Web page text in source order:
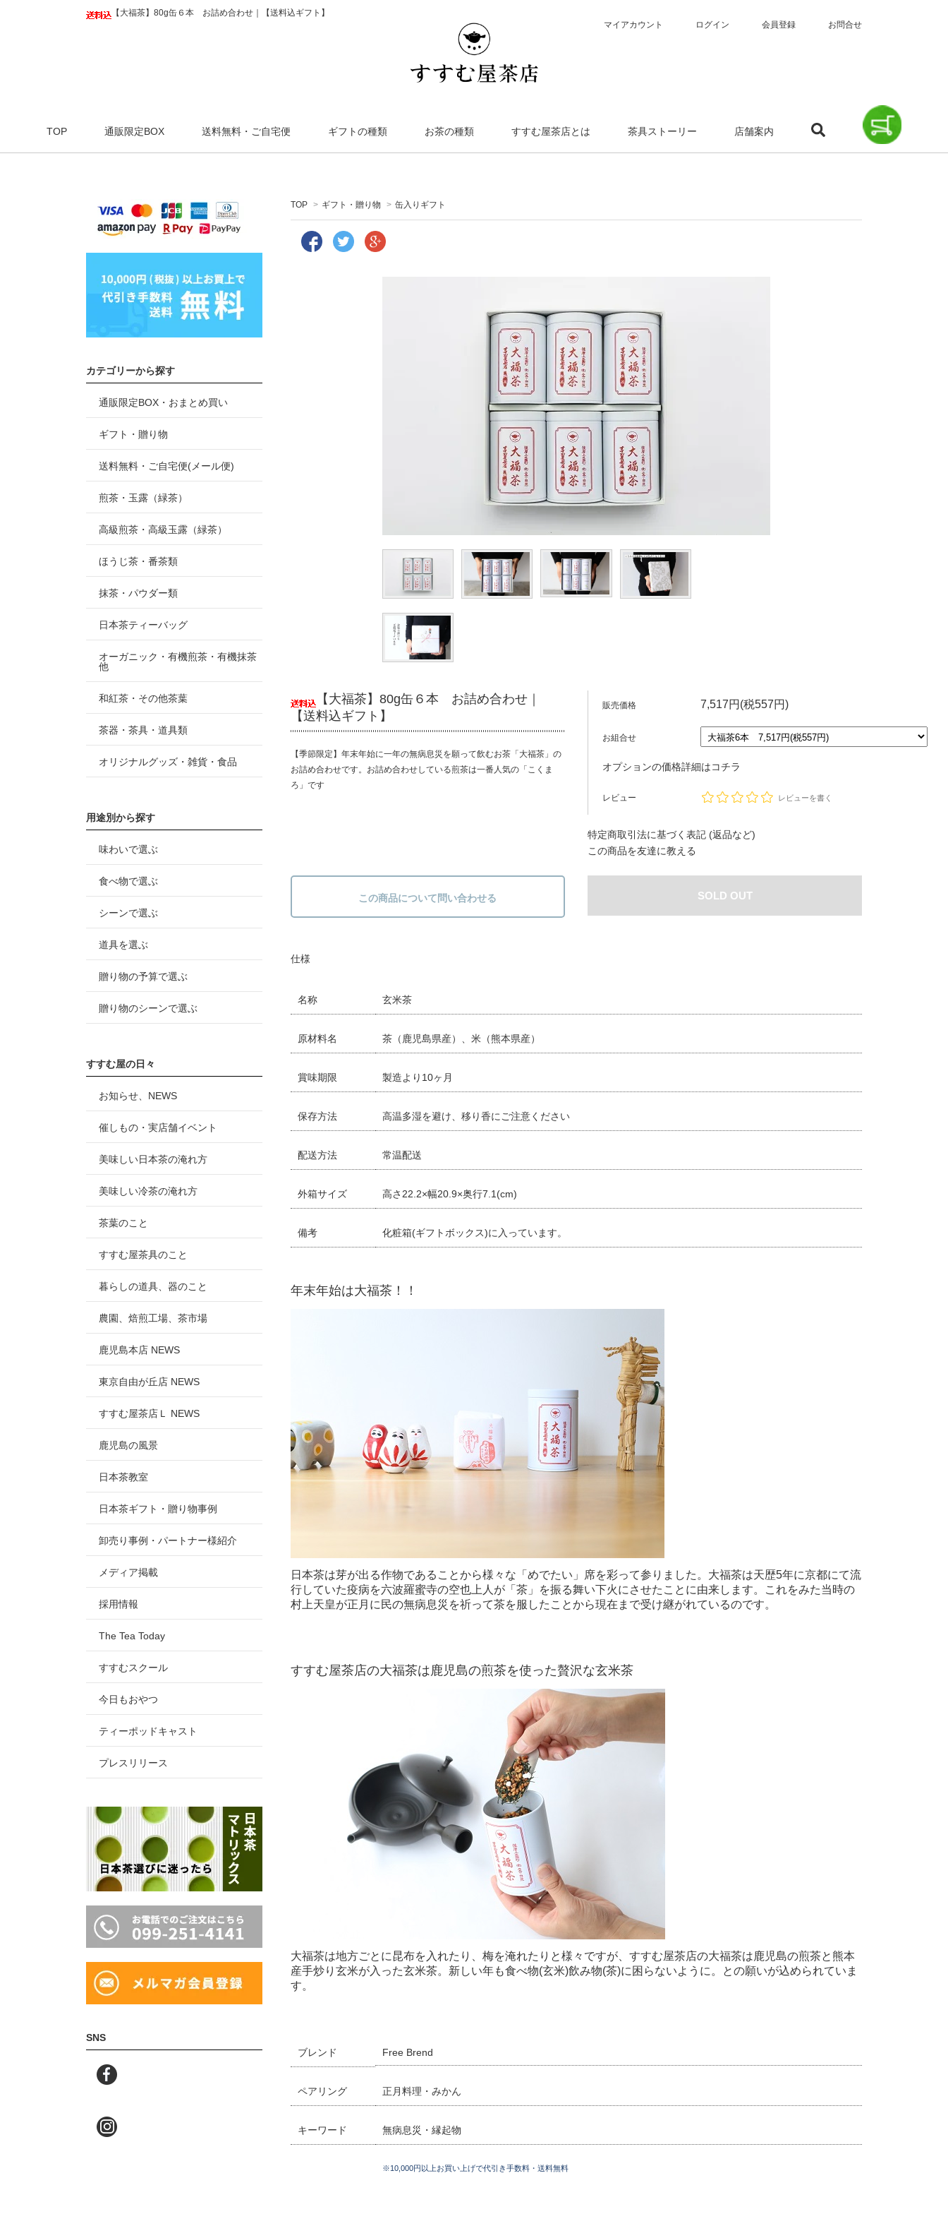
【大福茶】80g缶６本 お詰め合わせ｜【送料込ギフト】
マイアカウント
ログイン 会員登録 お問合せ
TOP 通販限定BOX 送料無料・ご自宅便 ギフトの種類 お茶の種類 すすむ屋茶店とは 茶具ストーリー 店舗案内
TOP > ギフト・贈り物 > 缶入りギフト
【大福茶】80g缶６本 お詰め合わせ｜
【送料込ギフト】
【季節限定】年末年始に一年の無病息災を願って飲むお茶「大福茶」の
お詰め合わせです。お詰め合わせしている煎茶は一番人気の「こくま
ろ」です
販売価格 7,517円(税557円)
お組合せ
オプションの価格詳細はコチラ
レビュー レビューを書く
特定商取引法に基づく表記 (返品など)
この商品を友達に教える
SOLD OUT
この商品について問い合わせる
仕様
名称 玄米茶
原材料名 茶（鹿児島県産）、米（熊本県産）
賞味期限 製造より10ヶ月
保存方法 高温多湿を避け、移り香にご注意ください
配送方法 常温配送
外箱サイズ 高さ22.2×幅20.9×奥行7.1(cm)
備考 化粧箱(ギフトボックス)に入っています。
年末年始は大福茶！！
日本茶は芽が出る作物であることから様々な「めでたい」席を彩って参りました。大福茶は天歴5年に京都にて流
行していた疫病を六波羅蜜寺の空也上人が「茶」を振る舞い下火にさせたことに由来します。これをみた当時の
村上天皇が正月に民の無病息災を祈って茶を服したことから現在まで受け継がれているのです。
すすむ屋茶店の大福茶は鹿児島の煎茶を使った贅沢な玄米茶
大福茶は地方ごとに昆布を入れたり、梅を淹れたりと様々ですが、すすむ屋茶店の大福茶は鹿児島の煎茶と熊本
産手炒り玄米が入った玄米茶。新しい年も食べ物(玄米)飲み物(茶)に困らないように。との願いが込められていま
す。
ブレンド Free Brend
ペアリング 正月料理・みかん
キーワード 無病息災・縁起物
※10,000円以上お買い上げで代引き手数料・送料無料
カテゴリーから探す
通販限定BOX・おまとめ買い
ギフト・贈り物
送料無料・ご自宅便(メール便)
煎茶・玉露（緑茶）
高級煎茶・高級玉露（緑茶）
ほうじ茶・番茶類
抹茶・パウダー類
日本茶ティーバッグ
オーガニック・有機煎茶・有機抹茶
他
和紅茶・その他茶葉
茶器・茶具・道具類
オリジナルグッズ・雑貨・食品
用途別から探す
味わいで選ぶ
食べ物で選ぶ
シーンで選ぶ
道具を選ぶ
贈り物の予算で選ぶ
贈り物のシーンで選ぶ
すすむ屋の日々
お知らせ、NEWS
催しもの・実店舗イベント
美味しい日本茶の淹れ方
美味しい冷茶の淹れ方
茶葉のこと
すすむ屋茶具のこと
暮らしの道具、器のこと
農園、焙煎工場、茶市場
鹿児島本店 NEWS
東京自由が丘店 NEWS
すすむ屋茶店Ｌ NEWS
鹿児島の風景
日本茶教室
日本茶ギフト・贈り物事例
卸売り事例・パートナー様紹介
メディア掲載
採用情報
The Tea Today
すすむスクール
今日もおやつ
ティーポッドキャスト
プレスリリース
SNS